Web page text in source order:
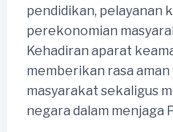
pendidikan, pelayanan
perekonomian
Kehadiran aparat
memberikan rasa
masyarakat sekaligus
negara dalam menjaga